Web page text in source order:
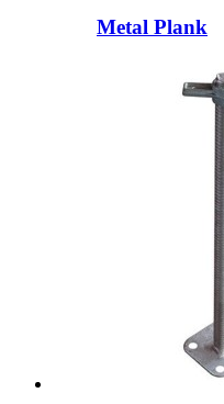
Metal Plank